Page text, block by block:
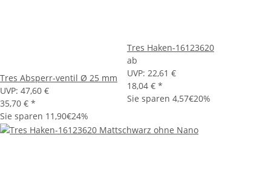
Tres Absperr-ventil Ø 25 mm
UVP: 47,60 €
35,70 € *
Sie sparen 11,90€24%
Tres Haken-16123620
ab
UVP: 22,61 €
18,04 € *
Sie sparen 4,57€20%